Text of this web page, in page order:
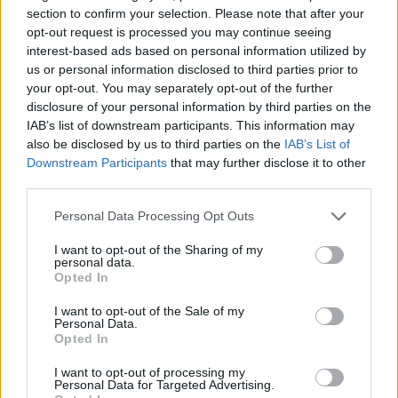
section to confirm your selection. Please note that after your
opt-out request is processed you may continue seeing
interest-based ads based on personal information utilized by
us or personal information disclosed to third parties prior to
your opt-out. You may separately opt-out of the further
disclosure of your personal information by third parties on the
IAB’s list of downstream participants. This information may
also be disclosed by us to third parties on the IAB’s List of
Downstream Participants that may further disclose it to other
Personal Data Processing Opt Outs
I want to opt-out of the Sharing of my
personal data.
Opted In
I want to opt-out of the Sale of my
Personal Data.
Opted In
I want to opt-out of processing my
Personal Data for Targeted Advertising.
“Ma negli ultimi mesi ha dimostratouna buona maturità
Sarà deluso se non ce la farà, ma sta facendo uno sforzo
enorme.”
“È una situazione interessanteper il commissario
tecnico dell’Inghilterra. Puntare sui giocatori che lo
hanno portato fin lì, dimostrando un po’ di lealtà? Oppure
scegliere i giocatori più in forma? In termini di forma, ha